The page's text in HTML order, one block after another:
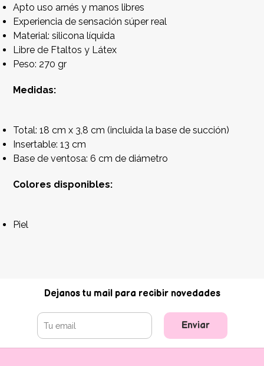
Apto uso arnés y manos libres
Experiencia de sensación súper real
Material: silicona líquida
Libre de Ftaltos y Látex
Peso: 270 gr
Medidas:
Total: 18 cm x 3,8 cm (incluida la base de succión)
Insertable: 13 cm
Base de ventosa: 6 cm de diámetro
Colores disponibles:
Piel
Dejanos tu mail para recibir novedades
Enviar